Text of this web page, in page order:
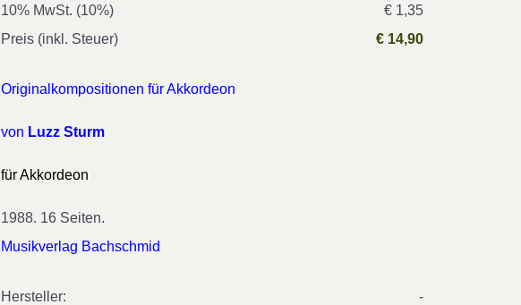
10% MwSt. (10%)
€ 1,35
Preis (inkl. Steuer)
€ 14,90
Originalkompositionen für Akkordeon
von Luzz Sturm
für Akkordeon
1988. 16 Seiten.
Musikverlag Bachschmid
Hersteller: -